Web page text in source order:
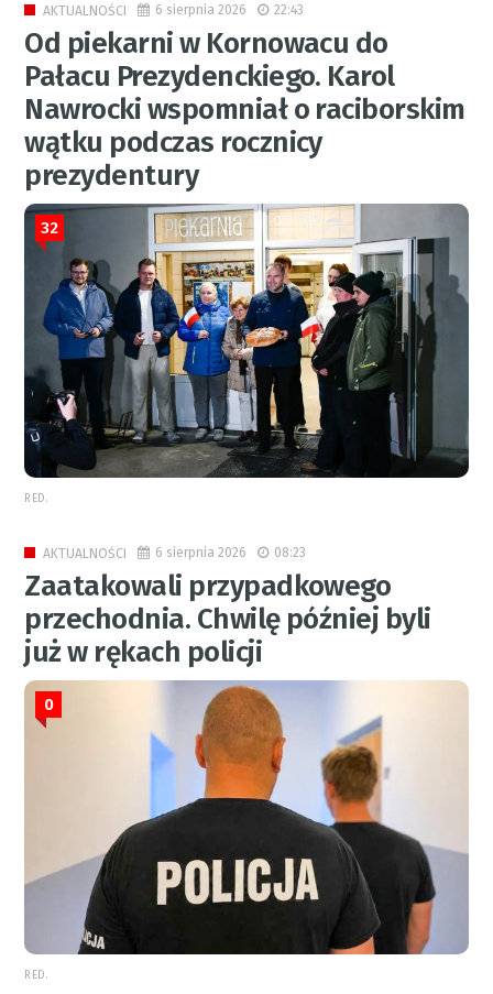
AKTUALNOŚCI 6 sierpnia 2026 22:43
Od piekarni w Kornowacu do
Pałacu Prezydenckiego. Karol
Nawrocki wspomniał o raciborskim
wątku podczas rocznicy
prezydentury
32
RED.
AKTUALNOŚCI 6 sierpnia 2026 08:23
Zaatakowali przypadkowego
przechodnia. Chwilę później byli
już w rękach policji
0
RED.